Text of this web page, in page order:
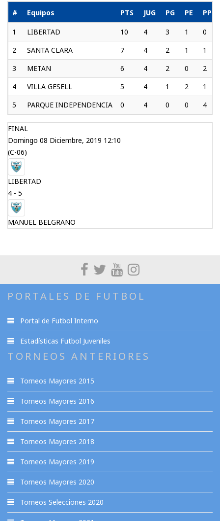
# Equipos PTS JUG PG PE PP
1 LIBERTAD 10 4 3 1
0
2
SANTA CLARA 7 4 2 1
1
3
METAN 6 4 2 0
2
4
VILLA GESELL 5 4 1 2
1
5
PARQUE INDEPENDENCIA 0 4 0 0 4
FINAL
Domingo 08 Diciembre, 2019 12:10
(C-06)
LIBERTAD
4 - 5
MANUEL BELGRANO
PORTALES DE FUTBOL
Portal de Futbol Interno
Estadísticas Futbol Juveniles
TORNEOS ANTERIORES
Torneos Mayores 2015
Torneos Mayores 2016
Torneos Mayores 2017
Torneos Mayores 2018
Torneos Mayores 2019
Torneos Mayores 2020
Torneos Selecciones 2020